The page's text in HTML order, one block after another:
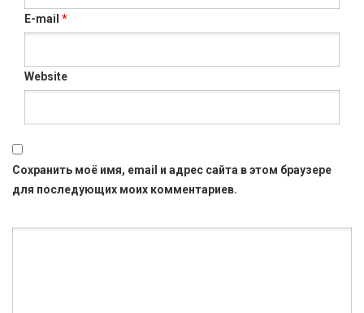
E-mail *
Website
Сохранить моё имя, email и адрес сайта в этом браузере
для последующих моих комментариев.